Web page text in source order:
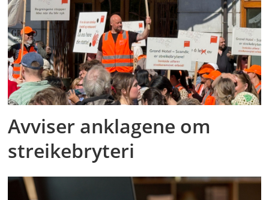
Avviser anklagene om
streikebryteri